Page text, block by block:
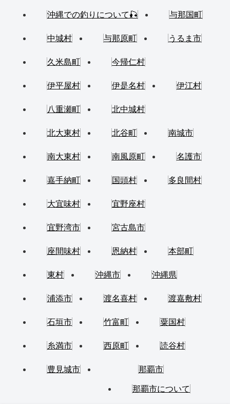
沖縄での釣りについて🎣 与那国町
中城村 与那原町 うるま市
久米島町 今帰仁村
伊平屋村 伊是名村 伊江村
八重瀬町 北中城村
北大東村 北谷町 南城市
南大東村 南風原町 名護市
嘉手納町 国頭村 多良間村
大宜味村 宜野座村
宜野湾市 宮古島市
座間味村 恩納村 本部町
東村 沖縄市 沖縄県
浦添市 渡名喜村 渡嘉敷村
石垣市 竹富町 粟国村
糸満市 西原町 読谷村
豊見城市 那覇市
那覇市について